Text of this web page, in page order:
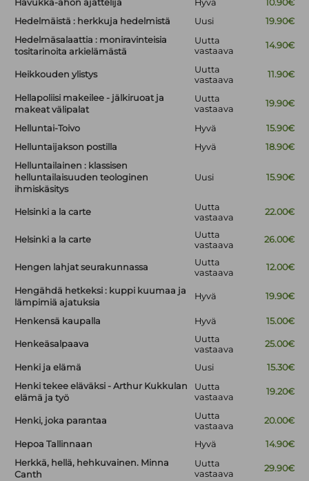
Havukka-ahon ajattelija
Hyvä
10.90€
Hedelmäistä : herkkuja hedelmistä
Uusi
19.90€
Hedelmäsalaattia : moniravinteisia
tositarinoita arkielämästä
Uutta
vastaava
14.90€
Heikkouden ylistys
Uutta
vastaava
11.90€
Hellapoliisi makeilee - jälkiruoat ja
makeat välipalat
Uutta
vastaava
19.90€
Helluntai-Toivo Hyvä
15.90€
Helluntaijakson postilla
Hyvä
18.90€
Helluntailainen : klassisen
helluntailaisuuden teologinen
ihmiskäsitys
Uusi 15.90€
Helsinki a la carte
Uutta
vastaava
22.00€
Helsinki a la carte
Uutta
vastaava
26.00€
Hengen lahjat seurakunnassa
Uutta
vastaava
12.00€
Hengähdä hetkeksi : kuppi kuumaa ja
lämpimiä ajatuksia
Hyvä 19.90€
Henkensä kaupalla Hyvä 15.00€
Henkeäsalpaava
Uutta
vastaava
25.00€
Henki ja elämä Uusi
15.30€
Henki tekee eläväksi - Arthur Kukkulan
elämä ja työ
Uutta
vastaava
19.20€
Henki, joka parantaa
Uutta
vastaava
20.00€
Hepoa Tallinnaan Hyvä
14.90€
Herkkä, hellä, hehkuvainen. Minna
Canth
Uutta
vastaava
29.90€